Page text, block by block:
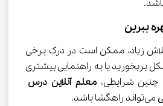
ببرین
زیاد، ممکن است در درک برخی
یا به راهنمایی بیشتری
چنین شرایطی، معلم آنلاین درس
می‌تواند راهگشا باشد.